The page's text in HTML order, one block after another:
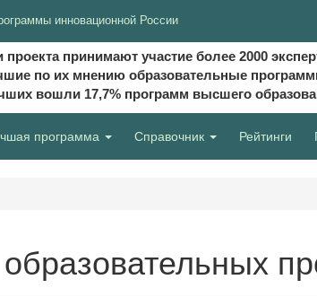
инновационной России
принимают участие более 2000
по их мнению образовательные
вошли 17,7% программ высшего
программа Справочник Рейтинги